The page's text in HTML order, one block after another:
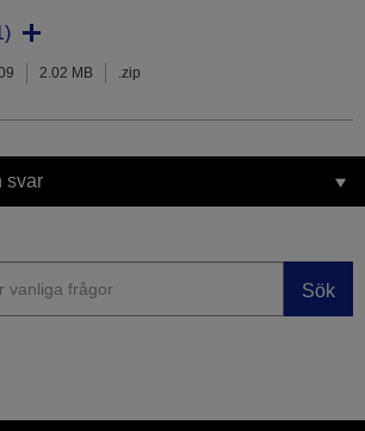
2.02 MB .zip
svar
Sök